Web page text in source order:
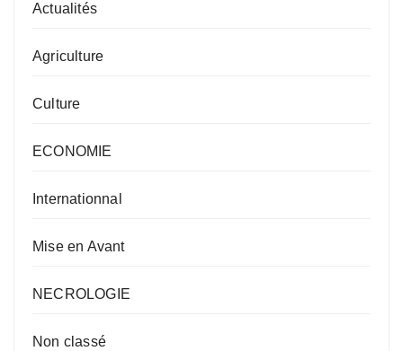
Actualités
Agriculture
Culture
ECONOMIE
Internationnal
Mise en Avant
NECROLOGIE
Non classé